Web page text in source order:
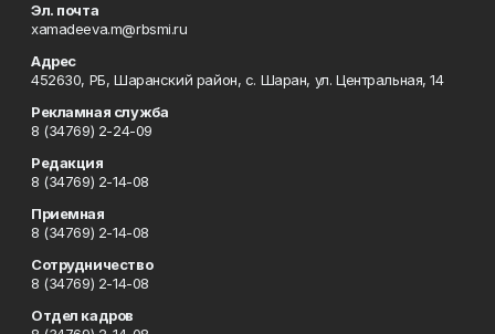
Эл. почта
xamadeeva.m@rbsmi.ru
Адрес
452630, РБ, Шаранский район, с. Шаран, ул. Центральная, 14
Рекламная служба
8 (34769) 2-24-09
Редакция
8 (34769) 2-14-08
Приемная
8 (34769) 2-14-08
Сотрудничество
8 (34769) 2-14-08
Отдел кадров